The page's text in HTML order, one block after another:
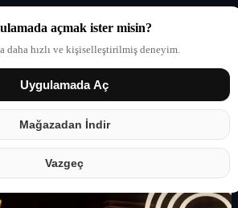
açmak ister misin?
daha hızlı ve kişiselleştirilmiş deneyim.
Uygulamada Aç
Mağazadan İndir
Vazgeç